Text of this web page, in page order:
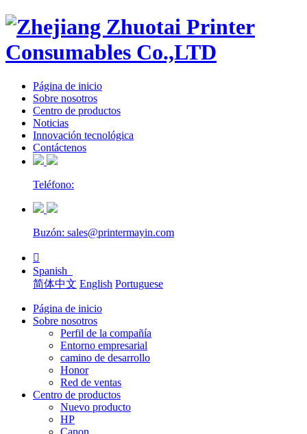
Página de inicio
Sobre nosotros
Centro de productos
Noticias
Innovación tecnológica
Contáctenos
Teléfono:
Buzón: sales@printermayin.com

Spanish
简体中文 English Portuguese
Página de inicio
Sobre nosotros
Perfil de la compañía
Entorno empresarial
camino de desarrollo
Honor
Red de ventas
Centro de productos
Nuevo producto
HP
Canon